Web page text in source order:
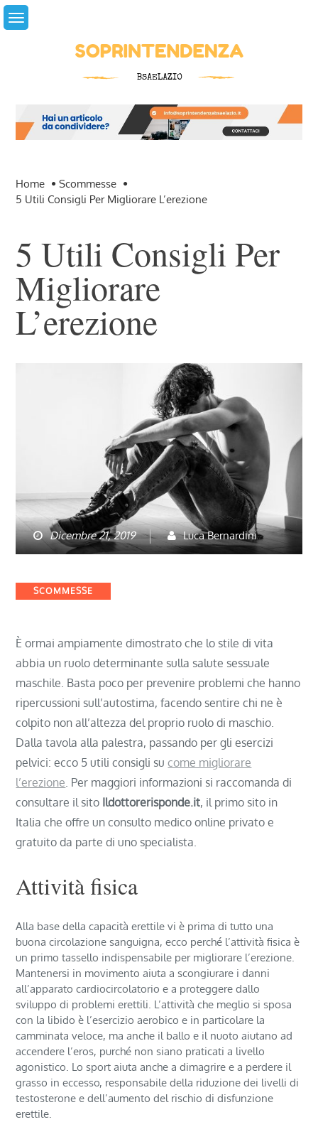
Skip
to
Home
Scommesse
5 Utili Consigli Per Migliorare L’erezione
5 Utili Consigli Per
Migliorare
L’erezione
Dicembre 21, 2019 Luca Bernardini
Categories
SCOMMESSE
È ormai ampiamente dimostrato che lo stile di vita
abbia un ruolo determinante sulla salute sessuale
maschile. Basta poco per prevenire problemi che hanno
ripercussioni sull’autostima, facendo sentire chi ne è
colpito non all’altezza del proprio ruolo di maschio.
Dalla tavola alla palestra, passando per gli esercizi
pelvici: ecco 5 utili consigli sucome migliorare
l’erezione. Per maggiori informazioni si raccomanda di
consultare il sito Ildottorerisponde.it, il primo sito in
Italia che offre un consulto medico online privato e
gratuito da parte di uno specialista.
Attività fisica
Alla base della capacità erettile vi è prima di tutto una
buona circolazione sanguigna, ecco perché l’attività fisica è
un primo tassello indispensabile per migliorare l’erezione.
Mantenersi in movimento aiuta a scongiurare i danni
all’apparato cardiocircolatorio e a proteggere dallo
sviluppo di problemi erettili. L’attività che meglio si sposa
con la libido è l’esercizio aerobico e in particolare la
camminata veloce, ma anche il ballo e il nuoto aiutano ad
accendere l’eros, purché non siano praticati a livello
agonistico. Lo sport aiuta anche a dimagrire e a perdere il
grasso in eccesso, responsabile della riduzione dei livelli di
testosterone e dell’aumento del rischio di disfunzione
erettile.